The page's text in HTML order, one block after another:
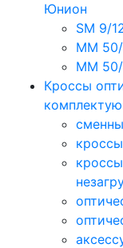
Юнион
SM 9/
MM
MM
Кроссы